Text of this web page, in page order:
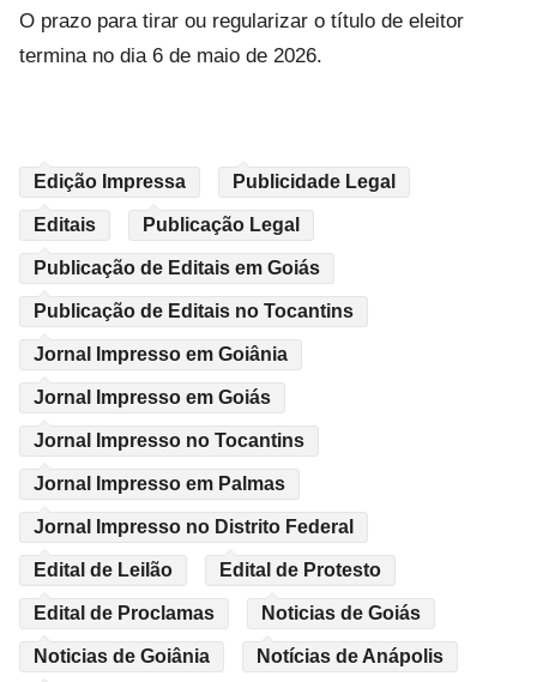
O prazo para tirar ou regularizar o título de eleitor
termina no dia 6 de maio de 2026.
Edição Impressa Publicidade Legal
Editais Publicação Legal
Publicação de Editais em Goiás
Publicação de Editais no Tocantins
Jornal Impresso em Goiânia
Jornal Impresso em Goiás
Jornal Impresso no Tocantins
Jornal Impresso em Palmas
Jornal Impresso no Distrito Federal
Edital de Leilão Edital de Protesto
Edital de Proclamas Noticias de Goiás
Noticias de Goiânia Notícias de Anápolis